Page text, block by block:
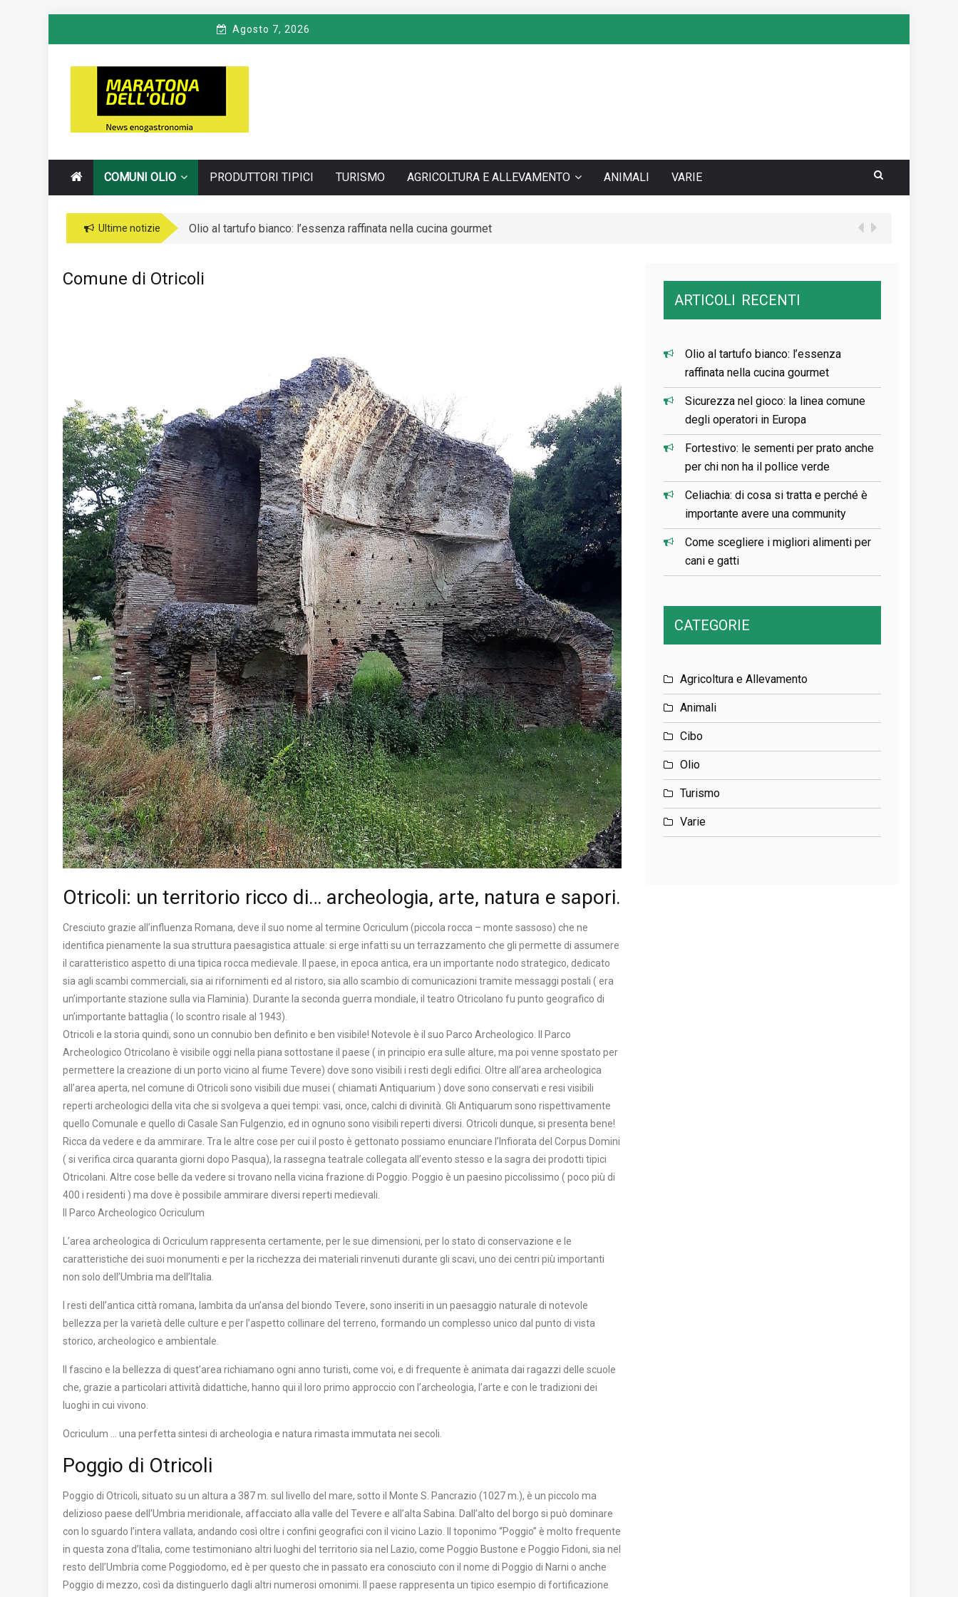
Agosto 7, 2026
ARATONA
DELL'OLIO
Notizie Turistiche ed Enogastronomiche
COMUNI OLIO PRODUTTORI TIPICI TURISMO AGRICOLTURA E ALLEVAMENTO ANIMALI VARIE
Ultime notizie Olio al tartufo bianco: l’essenza raffinata nella cucina gourmet
Sicurezza nel gioco: la linea comune degli operatori in Europa
Comune di Otricoli
Otricoli: un territorio ricco di… archeologia, arte, natura e sapori.
Cresciuto grazie all’influenza Romana, deve il suo nome al termine Ocriculum (piccola rocca – monte sassoso) che ne
identifica pienamente la sua struttura paesagistica attuale: si erge infatti su un terrazzamento che gli permette di assumere
il caratteristico aspetto di una tipica rocca medievale. Il paese, in epoca antica, era un importante nodo strategico, dedicato
sia agli scambi commerciali, sia ai rifornimenti ed al ristoro, sia allo scambio di comunicazioni tramite messaggi postali ( era
un’importante stazione sulla via Flaminia). Durante la seconda guerra mondiale, il teatro Otricolano fu punto geografico di
un’importante battaglia ( lo scontro risale al 1943).
Otricoli e la storia quindi, sono un connubio ben definito e ben visibile! Notevole è il suo Parco Archeologico. Il Parco
Archeologico Otricolano è visibile oggi nella piana sottostane il paese ( in principio era sulle alture, ma poi venne spostato per
permettere la creazione di un porto vicino al fiume Tevere) dove sono visibili i resti degli edifici. Oltre all’area archeologica
all’area aperta, nel comune di Otricoli sono visibili due musei ( chiamati Antiquarium ) dove sono conservati e resi visibili
reperti archeologici della vita che si svolgeva a quei tempi: vasi, once, calchi di divinità. Gli Antiquarum sono rispettivamente
quello Comunale e quello di Casale San Fulgenzio, ed in ognuno sono visibili reperti diversi. Otricoli dunque, si presenta bene!
Ricca da vedere e da ammirare. Tra le altre cose per cui il posto è gettonato possiamo enunciare l’Infiorata del Corpus Domini
( si verifica circa quaranta giorni dopo Pasqua), la rassegna teatrale collegata all’evento stesso e la sagra dei prodotti tipici
Otricolani. Altre cose belle da vedere si trovano nella vicina frazione di Poggio. Poggio è un paesino piccolissimo ( poco più di
400 i residenti ) ma dove è possibile ammirare diversi reperti medievali.
Il Parco Archeologico Ocriculum
L’area archeologica di Ocriculum rappresenta certamente, per le sue dimensioni, per lo stato di conservazione e le
caratteristiche dei suoi monumenti e per la ricchezza dei materiali rinvenuti durante gli scavi, uno dei centri più importanti
non solo dell’Umbria ma dell’Italia.
I resti dell’antica città romana, lambita da un’ansa del biondo Tevere, sono inseriti in un paesaggio naturale di notevole
bellezza per la varietà delle culture e per l’aspetto collinare del terreno, formando un complesso unico dal punto di vista
storico, archeologico e ambientale.
Il fascino e la bellezza di quest’area richiamano ogni anno turisti, come voi, e di frequente è animata dai ragazzi delle scuole
che, grazie a particolari attività didattiche, hanno qui il loro primo approccio con l’archeologia, l’arte e con le tradizioni dei
luoghi in cui vivono.
Ocriculum … una perfetta sintesi di archeologia e natura rimasta immutata nei secoli.
Poggio di Otricoli
Poggio di Otricoli, situato su un altura a 387 m. sul livello del mare, sotto il Monte S. Pancrazio (1027 m.), è un piccolo ma
delizioso paese dell’Umbria meridionale, affacciato alla valle del Tevere e all’alta Sabina. Dall’alto del borgo si può dominare
con lo sguardo l’intera vallata, andando così oltre i confini geografici con il vicino Lazio. Il toponimo “Poggio” è molto frequente
in questa zona d’Italia, come testimoniano altri luoghi del territorio sia nel Lazio, come Poggio Bustone e Poggio Fidoni, sia nel
resto dell’Umbria come Poggiodomo, ed è per questo che in passato era conosciuto con il nome di Poggio di Narni o anche
Poggio di mezzo, così da distinguerlo dagli altri numerosi omonimi. Il paese rappresenta un tipico esempio di fortificazione
ARTICOLI RECENTI
Olio al tartufo bianco: l’essenza
raffinata nella cucina gourmet
Sicurezza nel gioco: la linea comune
degli operatori in Europa
Fortestivo: le sementi per prato anche
per chi non ha il pollice verde
Celiachia: di cosa si tratta e perché è
importante avere una community
Come scegliere i migliori alimenti per
cani e gatti
CATEGORIE
Agricoltura e Allevamento
Animali
Cibo
Olio
Turismo
Varie